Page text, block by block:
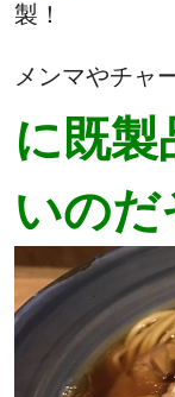
製！
メンマやチャ
に既製
いのだ